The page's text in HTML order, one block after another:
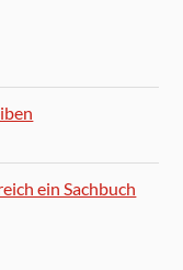
ein Sachbuch